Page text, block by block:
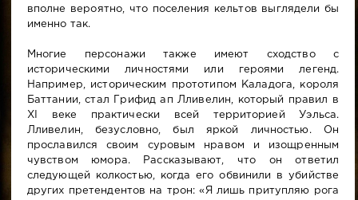
вполне вероятно, что поселения кельтов выглядели бы
именно так.
Многие персонажи также имеют сходство с
историческими личностями или героями легенд.
Например, историческим прототипом Каладога, короля
Баттании, стал Грифид ап Лливелин, который правил в
XI веке практически всей территорией Уэльса.
Лливелин, безусловно, был яркой личностью. Он
прославился своим суровым нравом и изощренным
чувством юмора. Рассказывают, что он ответил
следующей колкостью, когда его обвинили в убийстве
других претендентов на трон: «Я лишь притупляю рога